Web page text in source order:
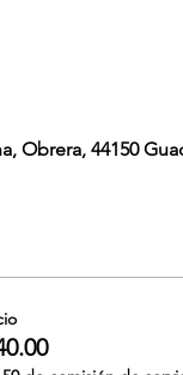
Obrera, 44150